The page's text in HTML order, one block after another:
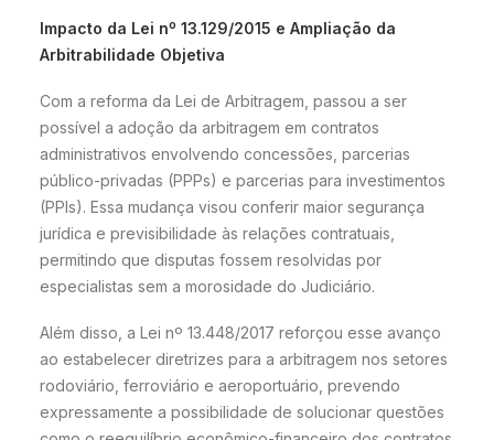
Impacto da Lei nº 13.129/2015 e Ampliação da
Arbitrabilidade Objetiva
Com a reforma da Lei de Arbitragem, passou a ser
possível a adoção da arbitragem em contratos
administrativos envolvendo concessões, parcerias
público-privadas (PPPs) e parcerias para investimentos
(PPIs). Essa mudança visou conferir maior segurança
jurídica e previsibilidade às relações contratuais,
permitindo que disputas fossem resolvidas por
especialistas sem a morosidade do Judiciário.
Além disso, a Lei nº 13.448/2017 reforçou esse avanço
ao estabelecer diretrizes para a arbitragem nos setores
rodoviário, ferroviário e aeroportuário, prevendo
expressamente a possibilidade de solucionar questões